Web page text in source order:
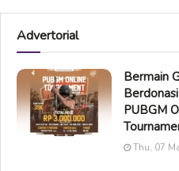
Advertorial
Bermain
PUBGM
Thu, 07